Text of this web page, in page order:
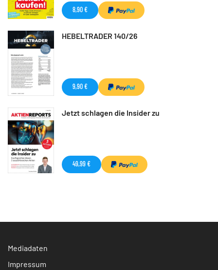
8,90 €
HEBELTRADER 140/26
9,90 €
Jetzt schlagen die Insider zu
49,99 €
Mediadaten
Impressum